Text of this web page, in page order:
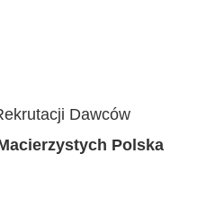
Dawców
Polska